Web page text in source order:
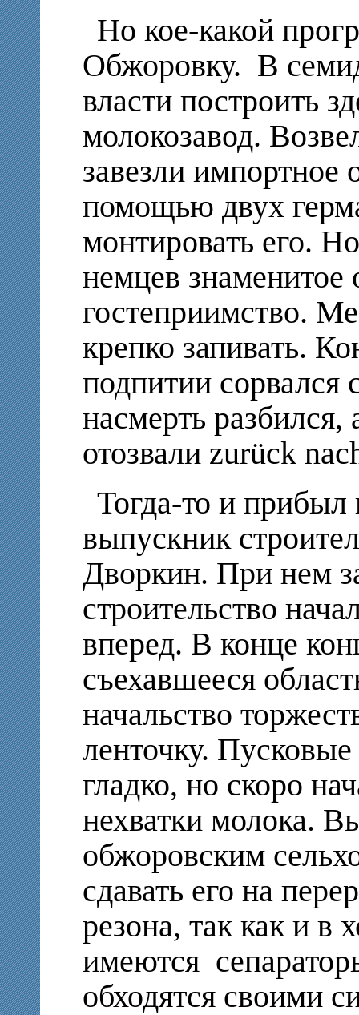
Но кое-какой
Обжоровку. В
власти построить
молокозавод.
завезли импортное
помощью двух
монтировать его.
немцев знаменитое
гостеприимство.
крепко запивать.
подпитии
насмерть разбился,
отозвали zurück
Тогда-то и прибыл
выпускник
Дворкин. При нем
строительство
вперед. В конце
съехавшееся
начальство
ленточку.
гладко, но скоро
нехватки молока.
обжоровским
сдавать его на
резона, так как и в
имеются
обходятся своими